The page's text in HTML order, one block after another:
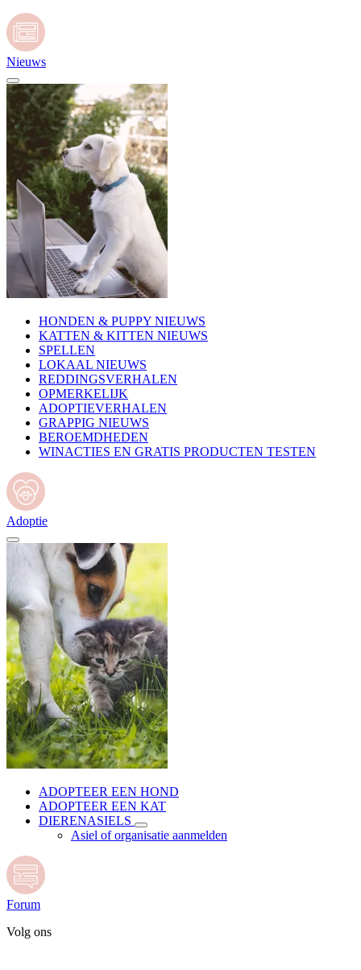
Nieuws
HONDEN & PUPPY NIEUWS
KATTEN & KITTEN NIEUWS
SPELLEN
LOKAAL NIEUWS
REDDINGSVERHALEN
OPMERKELIJK
ADOPTIEVERHALEN
GRAPPIG NIEUWS
BEROEMDHEDEN
WINACTIES EN GRATIS PRODUCTEN TESTEN
Adoptie
ADOPTEER EEN HOND
ADOPTEER EEN KAT
DIERENASIELS
Asiel of organisatie aanmelden
Forum
Volg ons